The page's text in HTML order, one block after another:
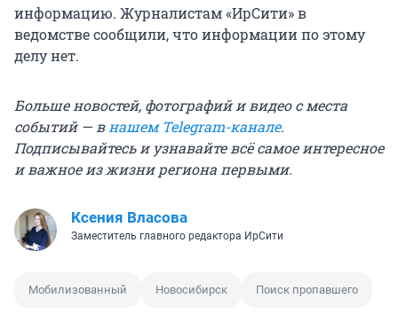
информацию. Журналистам «ИрСити» в
ведомстве сообщили, что информации по этому
делу нет.
Больше новостей, фотографий и видео с места
событий — в нашем Telegram-канале.
Подписывайтесь и узнавайте всё самое интересное
и важное из жизни региона первыми.
Ксения Власова
Заместитель главного редактора ИрСити
Мобилизованный Новосибирск Поиск пропавшего